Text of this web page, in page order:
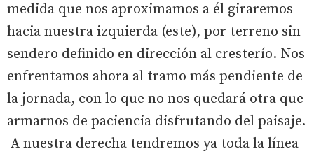
medida que nos aproximamos a él giraremos
hacia nuestra izquierda (este), por terreno sin
sendero definido en dirección al cresterío. Nos
enfrentamos ahora al tramo más pendiente de
la jornada, con lo que no nos quedará otra que
armarnos de paciencia disfrutando del paisaje.
A nuestra derecha tendremos ya toda la línea